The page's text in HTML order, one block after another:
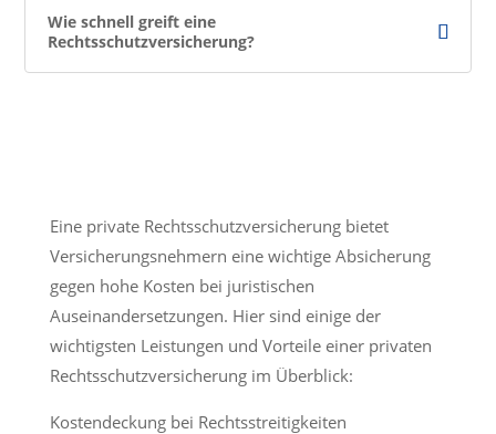
Wie schnell greift eine
Rechtsschutzversicherung?
Eine private Rechtsschutzversicherung bietet
Versicherungsnehmern eine wichtige Absicherung
gegen hohe Kosten bei juristischen
Auseinandersetzungen. Hier sind einige der
wichtigsten Leistungen und Vorteile einer privaten
Rechtsschutzversicherung im Überblick:
Kostendeckung bei Rechtsstreitigkeiten